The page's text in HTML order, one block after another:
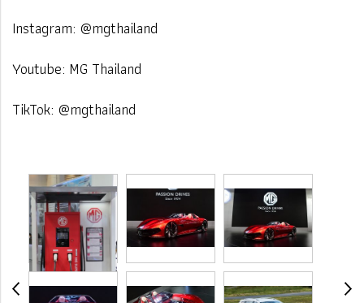
Instagram: @mgthailand
Youtube: MG Thailand
TikTok: @mgthailand